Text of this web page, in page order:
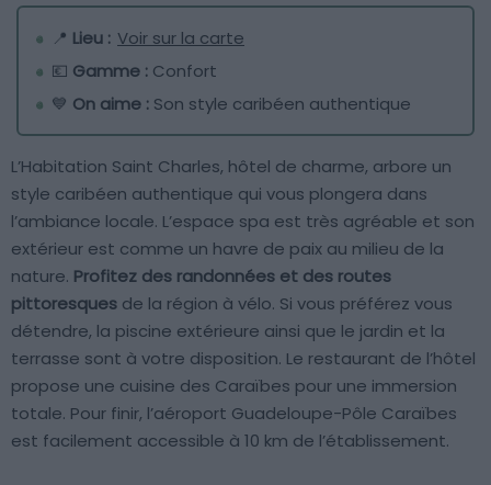
📍 Lieu : Voir sur la carte
💶 Gamme : Confort
💙 On aime : Son style caribéen authentique
L’Habitation Saint Charles, hôtel de charme, arbore un
style caribéen authentique qui vous plongera dans
l’ambiance locale. L’espace spa est très agréable et son
extérieur est comme un havre de paix au milieu de la
nature. Profitez des randonnées et des routes
pittoresques de la région à vélo. Si vous préférez vous
détendre, la piscine extérieure ainsi que le jardin et la
terrasse sont à votre disposition. Le restaurant de l’hôtel
propose une cuisine des Caraïbes pour une immersion
totale. Pour finir, l’aéroport Guadeloupe-Pôle Caraïbes
est facilement accessible à 10 km de l’établissement.